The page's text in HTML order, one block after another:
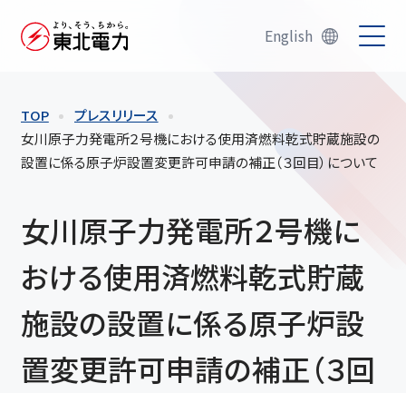
English
TOP
プレスリリース
女川原子力発電所２号機における使用済燃料乾式貯蔵施設の
設置に係る原子炉設置変更許可申請の補正（３回目）について
女川原子力発電所２号機に
おける使用済燃料乾式貯蔵
施設の設置に係る原子炉設
置変更許可申請の補正（３回